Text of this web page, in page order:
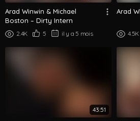
Arad Winwin & Michael
Boston – Dirty Intern
2.4K 5 il y a 5 mois
Arad
4.5K
43:51